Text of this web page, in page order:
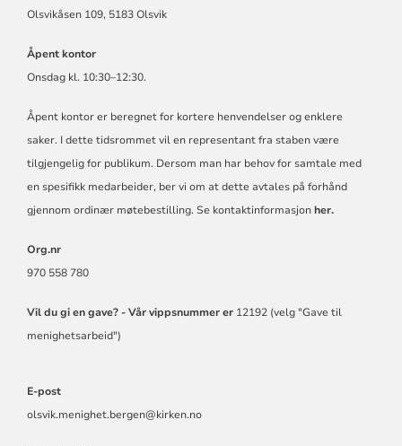
Olsvikåsen 109, 5183 Olsvik
Åpent kontor
Onsdag kl. 10:30–12:30.
Åpent kontor er beregnet for kortere henvendelser og enklere
saker. I dette tidsrommet vil en representant fra staben være
tilgjengelig for publikum. Dersom man har behov for samtale med
en spesifikk medarbeider, ber vi om at dette avtales på forhånd
gjennom ordinær møtebestilling. Se kontaktinformasjon her.
Org.nr
970 558 780
Vil du gi en gave? -Vår vippsnummer er 12192 (velg "Gave til
menighetsarbeid")
E-post
olsvik.menighet.bergen@kirken.no